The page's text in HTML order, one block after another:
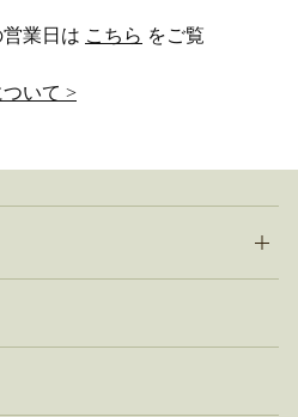
業日は こちら をご覧
いて >